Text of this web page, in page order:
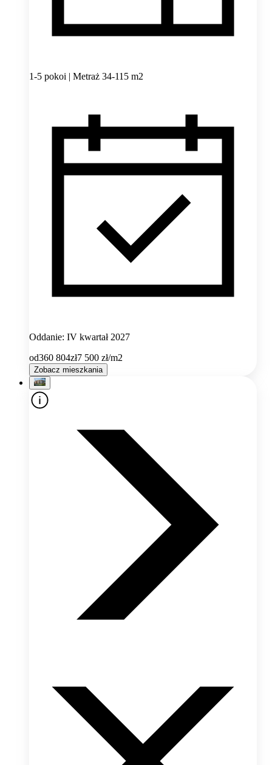
1-5 pokoi | Metraż 34-115 m2
Oddanie: IV kwartał 2027
od360 804zł7 500 zł/m2
Zobacz mieszkania